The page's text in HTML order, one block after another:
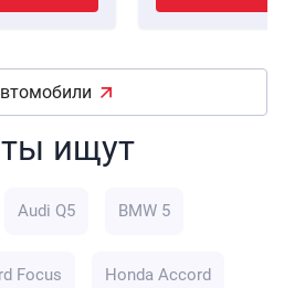
ищут
Audi Q5 BMW 5
Focus Honda Accord